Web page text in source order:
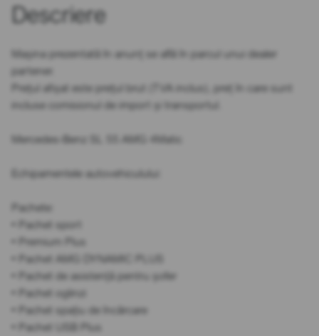
Descriere
Mașina prezentată în anunț se află în parcul unui dealer
partener.
Prețul afișat este prețul brut (TVA inclus), preț în care sunt
incluse comisionul de import și transportul.
Mercedes-Benz SL 55 AMG 4Matic
Echipamentele autovehiculului:
Pachete:
• Pachet sport
• Premium Plus
• Pachet AMG DYNAMIC PLUS
• Pachet de asistență pentru șofer
• Pachet oglinzi
• Pachet spațiu de încărcare
• Pachet USB Plus